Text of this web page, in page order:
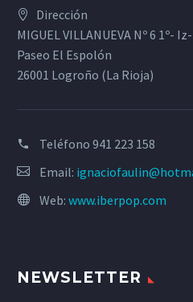
Dirección
MIGUEL VILLANUEVA Nº 6 1º-
Paseo El Espolón
26001 Logroño (La Rioja)
Teléfono 941 223 158
Email:
Web: www.iberpop.com
NEWSLETTER